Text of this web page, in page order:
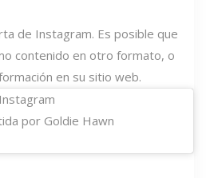
de Instagram. Es posible que
contenido en otro formato, o
en su sitio web.
por Goldie Hawn